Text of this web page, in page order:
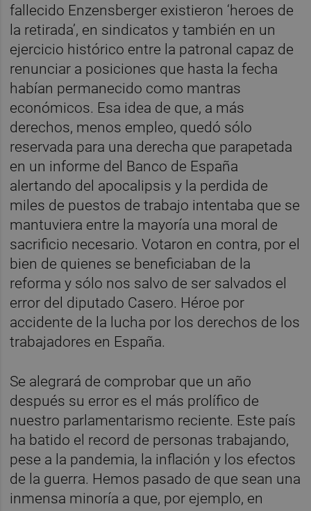
fallecido Enzensberger existieron ‘heroes de
la retirada’, en sindicatos y también en un
ejercicio histórico entre la patronal capaz de
renunciar a posiciones que hasta la fecha
habían permanecido como mantras
económicos. Esa idea de que, a más
derechos, menos empleo, quedó sólo
reservada para una derecha que parapetada
en un informe del Banco de España
alertando del apocalipsis y la perdida de
miles de puestos de trabajo intentaba que se
mantuviera entre la mayoría una moral de
sacrificio necesario. Votaron en contra, por el
bien de quienes se beneficiaban de la
reforma y sólo nos salvo de ser salvados el
error del diputado Casero. Héroe por
accidente de la lucha por los derechos de los
trabajadores en España.
Se alegrará de comprobar que un año
después su error es el más prolífico de
nuestro parlamentarismo reciente. Este país
ha batido el record de personas trabajando,
pese a la pandemia, la inflación y los efectos
de la guerra. Hemos pasado de que sean una
inmensa minoría a que, por ejemplo, en